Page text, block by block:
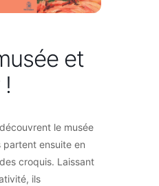
et
le musée
partent ensuite en
croquis. Laissant
ils